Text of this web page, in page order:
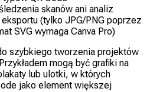
skanów ani analiz
(tylko JPG/PNG poprzez
SVG wymaga Canva Pro)
szybkiego tworzenia projektów
mogą być grafiki na
lub ulotki, w których
jako element większej